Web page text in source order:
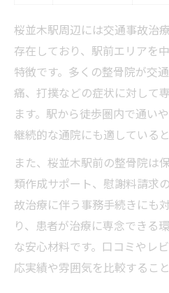
桜並木駅周辺には交通事故治
存在しており、駅前エリアを
特徴です。多くの整骨院が交
痛、打撲などの症状に対して
ます。駅から徒歩圏内で通い
継続的な通院にも適している
また、桜並木駅前の整骨院は
類作成サポート、慰謝料請求
故治療に伴う事務手続きにも
り、患者が治療に専念できる
な安心材料です。口コミやレ
応実績や雰囲気を比較するこ